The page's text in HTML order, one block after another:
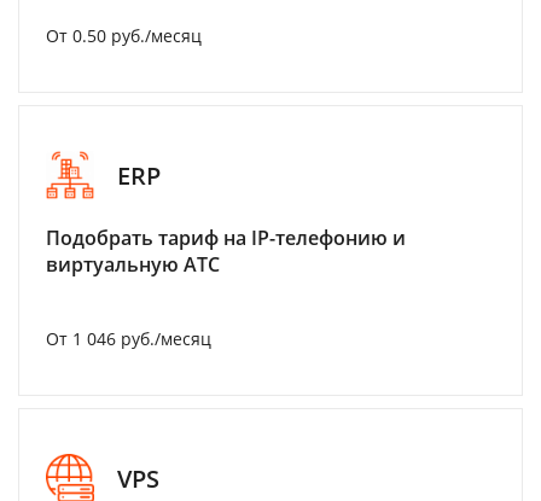
От 0.50 руб./месяц
ERP
Подобрать тариф на IP-телефонию и
виртуальную АТС
От 1 046 руб./месяц
VPS